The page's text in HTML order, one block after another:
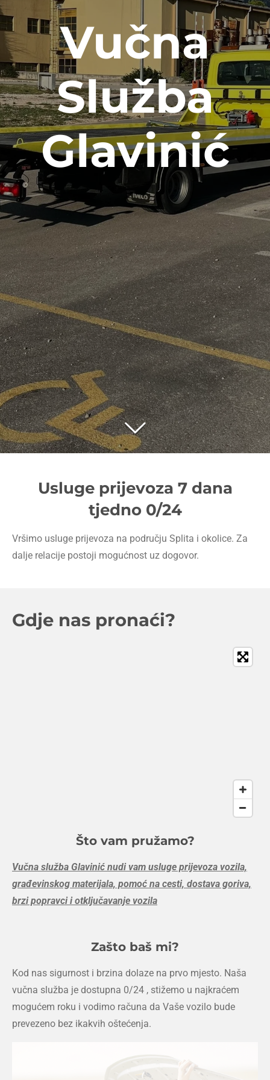
Vučna
Služba
Glavinić
Usluge prijevoza 7 dana
tjedno 0/24
Vršimo usluge prijevoza na području Splita i okolice. Za
dalje relacije postoji mogućnost uz dogovor.
Gdje nas pronaći?
Što vam pružamo?
Vučna služba Glavinić nudi vam usluge prijevoza vozila,
građevinskog materijala, pomoć na cesti, dostava goriva,
brzi popravci i otključavanje vozila
Zašto baš mi?
Kod nas sigurnost i brzina dolaze na prvo mjesto. Naša
vučna služba je dostupna 0/24 , stižemo u najkraćem
mogućem roku i vodimo računa da Vaše vozilo bude
prevezeno bez ikakvih oštećenja.